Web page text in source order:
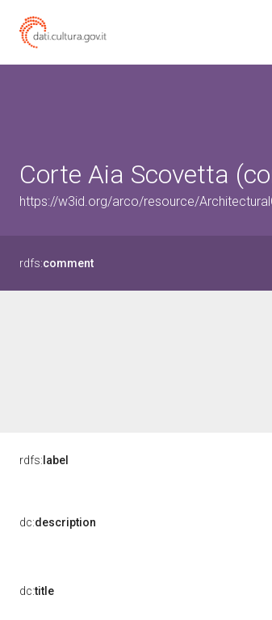
Corte Aia Scovetta
https://w3id.org/arco/resource/
rdfs:comment
rdfs: label
dc:description
dc:title